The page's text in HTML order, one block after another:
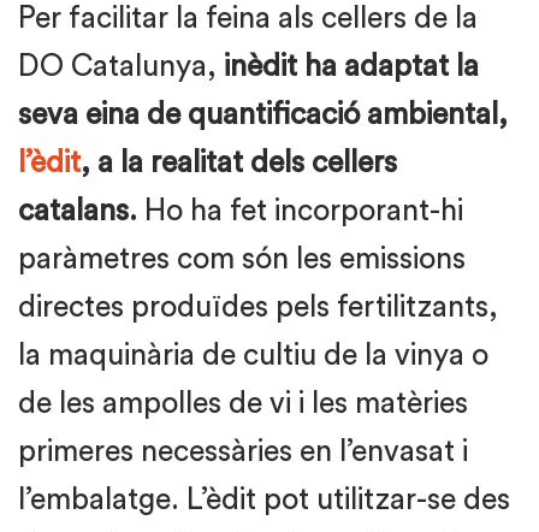
Per facilitar la feina als cellers de la
DO Catalunya, inèdit ha adaptat la
seva eina de quantificació ambiental,
l’èdit, a la realitat dels cellers
catalans. Ho ha fet incorporant-hi
paràmetres com són les emissions
directes produïdes pels fertilitzants,
la maquinària de cultiu de la vinya o
de les ampolles de vi i les matèries
primeres necessàries en l’envasat i
l’embalatge. L’èdit pot utilitzar-se des